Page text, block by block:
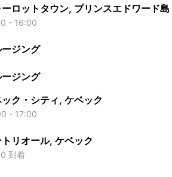
ーロットタウン, プリンスエドワード島
- 16:00
ージング
ージング
ク・シティ, ケベック
- 17:00
リオール, ケベック
到着